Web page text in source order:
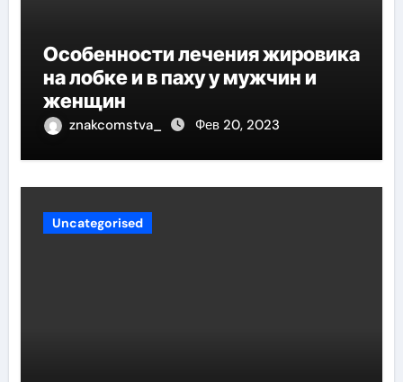
Особенности лечения жировика
на лобке и в паху у мужчин и
женщин
znakcomstva_ Фев 20, 2023
Uncategorised